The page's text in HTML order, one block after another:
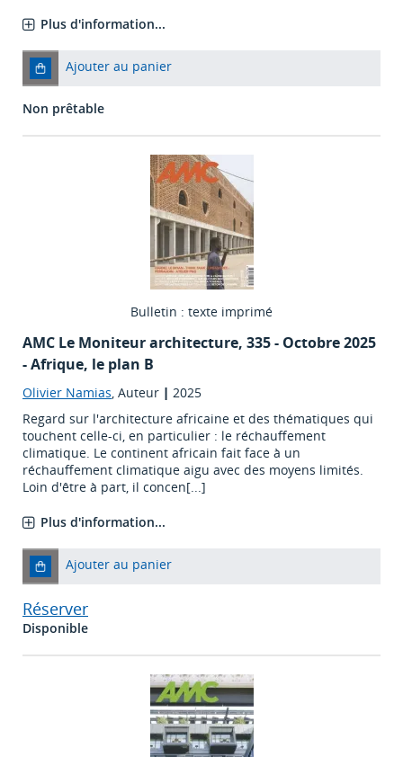
Plus d'information...
Ajouter au panier
Non prêtable
Bulletin : texte imprimé
AMC Le Moniteur architecture, 335 - Octobre 2025
- Afrique, le plan B
Olivier Namias, Auteur | 2025
Regard sur l'architecture africaine et des thématiques qui
touchent celle-ci, en particulier : le réchauffement
climatique. Le continent africain fait face à un
réchauffement climatique aigu avec des moyens limités.
Loin d'être à part, il concen[...]
Plus d'information...
Ajouter au panier
Réserver
Disponible